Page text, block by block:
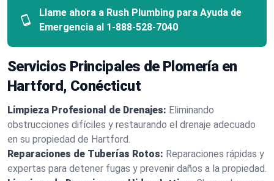
Llame ahora a Rush Plumbing para Ayuda de
Emergencia al 1-888-528-7040
Servicios Principales de Plomería en
Hartford, Conécticut
Limpieza Profesional de Drenajes: Eliminando
obstrucciones difíciles y restaurando el drenaje adecuado
en su propiedad de Hartford.
Reparaciones de Tuberías Rotos: Reparaciones rápidas y
expertas para detener fugas y prevenir daños a la propiedad.